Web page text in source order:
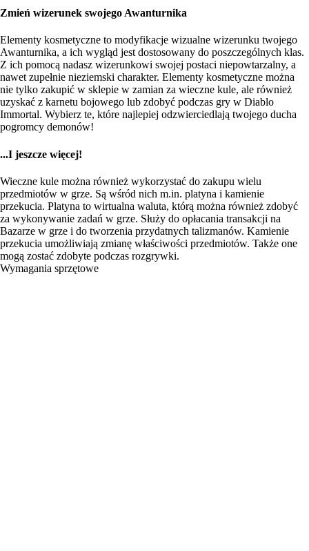
Zmień wizerunek swojego Awanturnika
Elementy kosmetyczne to modyfikacje wizualne wizerunku twojego
Awanturnika, a ich wygląd jest dostosowany do poszczególnych klas.
Z ich pomocą nadasz wizerunkowi swojej postaci niepowtarzalny, a
nawet zupełnie nieziemski charakter. Elementy kosmetyczne można
nie tylko zakupić w sklepie w zamian za wieczne kule, ale również
uzyskać z karnetu bojowego lub zdobyć podczas gry w Diablo
Immortal. Wybierz te, które najlepiej odzwierciedlają twojego ducha
pogromcy demonów!
...I jeszcze więcej!
Wieczne kule można również wykorzystać do zakupu wielu
przedmiotów w grze. Są wśród nich m.in. platyna i kamienie
przekucia. Platyna to wirtualna waluta, którą można również zdobyć
za wykonywanie zadań w grze. Służy do opłacania transakcji na
Bazarze w grze i do tworzenia przydatnych talizmanów. Kamienie
przekucia umożliwiają zmianę właściwości przedmiotów. Także one
mogą zostać zdobyte podczas rozgrywki.
Wymagania sprzętowe